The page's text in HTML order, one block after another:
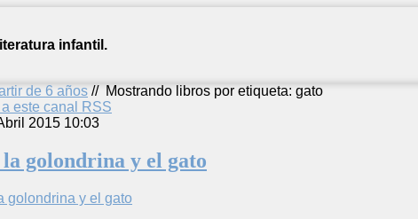
infantil.
de 6 años // Mostrando libros por etiqueta: gato
este canal RSS
2015 10:03
golondrina y el gato